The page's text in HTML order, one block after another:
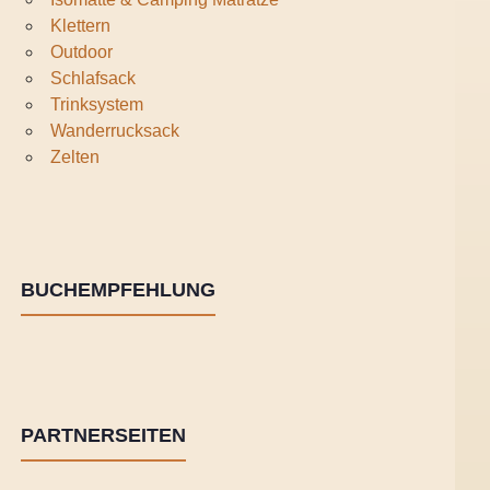
Klettern
Outdoor
Schlafsack
Trinksystem
Wanderrucksack
Zelten
BUCHEMPFEHLUNG
PARTNERSEITEN